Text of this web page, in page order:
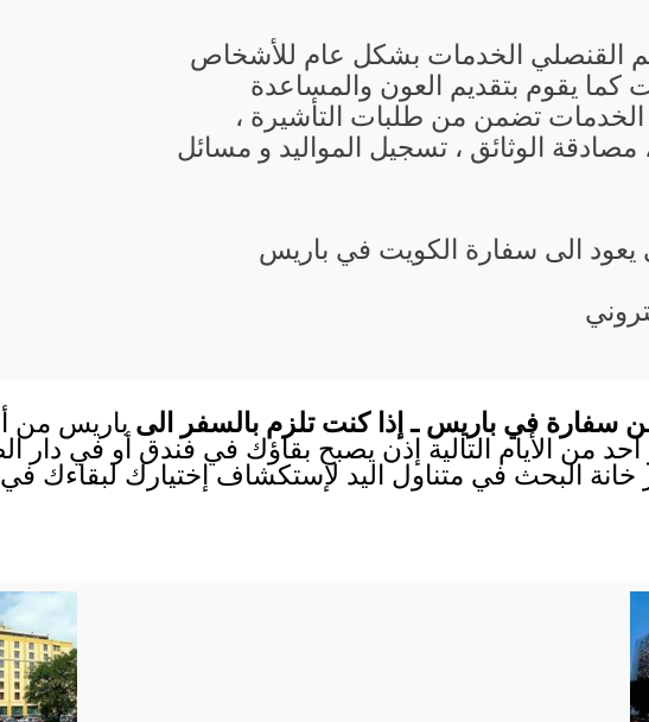
القنصلي الخدمات بشكل عام للأشخاص
كما يقوم بتقديم العون والمساعدة
تضمن من طلبات التأشيرة ،
مصادقة الوثائق ، تسجيل المواليد و مسائل
يعود الى سفارة الكويت في باريس
سفارة في باريس ـ إذا كنت تلزم بالسفر الى باريس من
احد من الأيام التالية إذن يصبح بقاؤك في فندق أو في دار
خانة البحث في متناول اليد لإستكشاف إختيارك لبقاءك